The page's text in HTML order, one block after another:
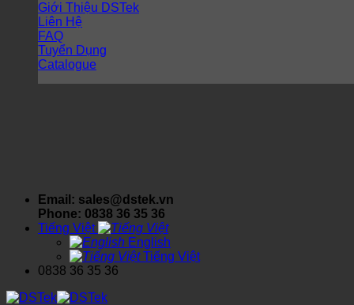
Giới Thiệu DSTek
Liên Hệ
FAQ
Tuyển Dụng
Catalogue
Email: sales@dstek.vn
Phone: 0838 36 35 36
Tiếng Việt
English
Tiếng Việt
0838 36 35 36